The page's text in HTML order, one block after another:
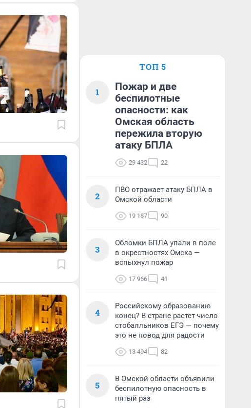
ТОП 5
1
Пожар и две
беспилотные
опасности: как
Омская область
пережила вторую
атаку БПЛА
29 432 22
2
ПВО отражает атаку БПЛА в
Омской области
19 187 90
3
Обломки БПЛА упали в поле
в окрестностях Омска —
вспыхнул пожар
17 966 41
4
Российскому образованию
конец? В стране растет число
стобалльников ЕГЭ — почему
это не повод для радости
13 494 82
5
В Омской области объявили
беспилотную опасность в
пятый раз